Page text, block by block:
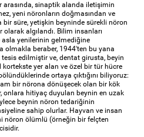
sinaptik alanda iletişimin
yeni nöronların doğmasından ve
bir süre, yetişkin beyninde sürekli nöron
algılandı. Bilim insanları
asla yenilerinin gelmediğine
olmakla beraber, 1944'ten bu yana
edilmiştir ve, dentat girusta, beyin
kortekste yer alan ve özel bir tür hücre
ortaya çıktığını biliyoruz:
bir nörona dönüşecek olan bir kök
onlara hitiyaç duyulan beynin en uzak
beynin nöron tedariğinin
sahip olurlar. Hayvan ve insan
nöron ölümlü (örneğin bir felçten